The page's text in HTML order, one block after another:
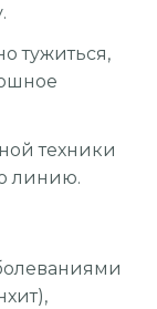
тужиться,
техники
линию.